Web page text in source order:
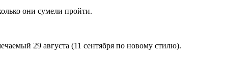
они сумели пройти.
29 августа (11 сентября по новому стилю).